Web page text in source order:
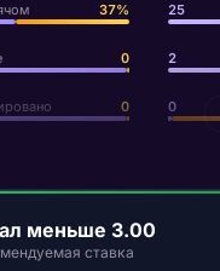
37% 25
0 2
0 0
меньше 3.00
ставка